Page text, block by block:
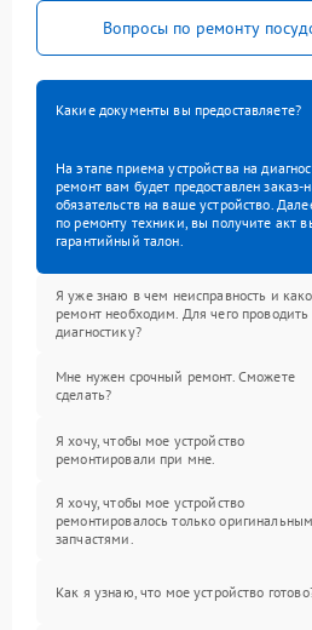
Вопросы по ремонту
Какие документы вы предоставляете?
На этапе приема устройства на
ремонт вам будет предоставлен
обязательств на ваше устройство.
по ремонту техники, вы получите акт
гарантийный талон.
Я уже знаю в чем неисправность и
ремонт необходим. Для чего проводить
диагностику?
Мне нужен срочный ремонт. Сможете
сделать?
Я хочу, чтобы мое устройство
ремонтировали при мне.
Я хочу, чтобы мое устройство
ремонтировалось только
запчастями.
Как я узнаю, что мое устройство